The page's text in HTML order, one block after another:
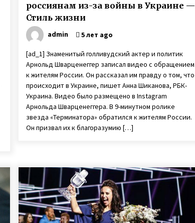
россиянам из-за войны в Украине —
Стиль жизни
admin 5 лет ago
[ad_1] Знаменитый голливудский актер и политик
Арнольд Шварценеггер записал видео с обращением
к жителям России. Он рассказал им правду о том, что
происходит в Украине, пишет Анна Шиканова, РБК-
Украина. Видео было размещено в Instagram
Арнольда Шварценеггера. В 9-минутном ролике
звезда «Терминатора» обратился к жителям России.
Он призвал их к благоразумию […]